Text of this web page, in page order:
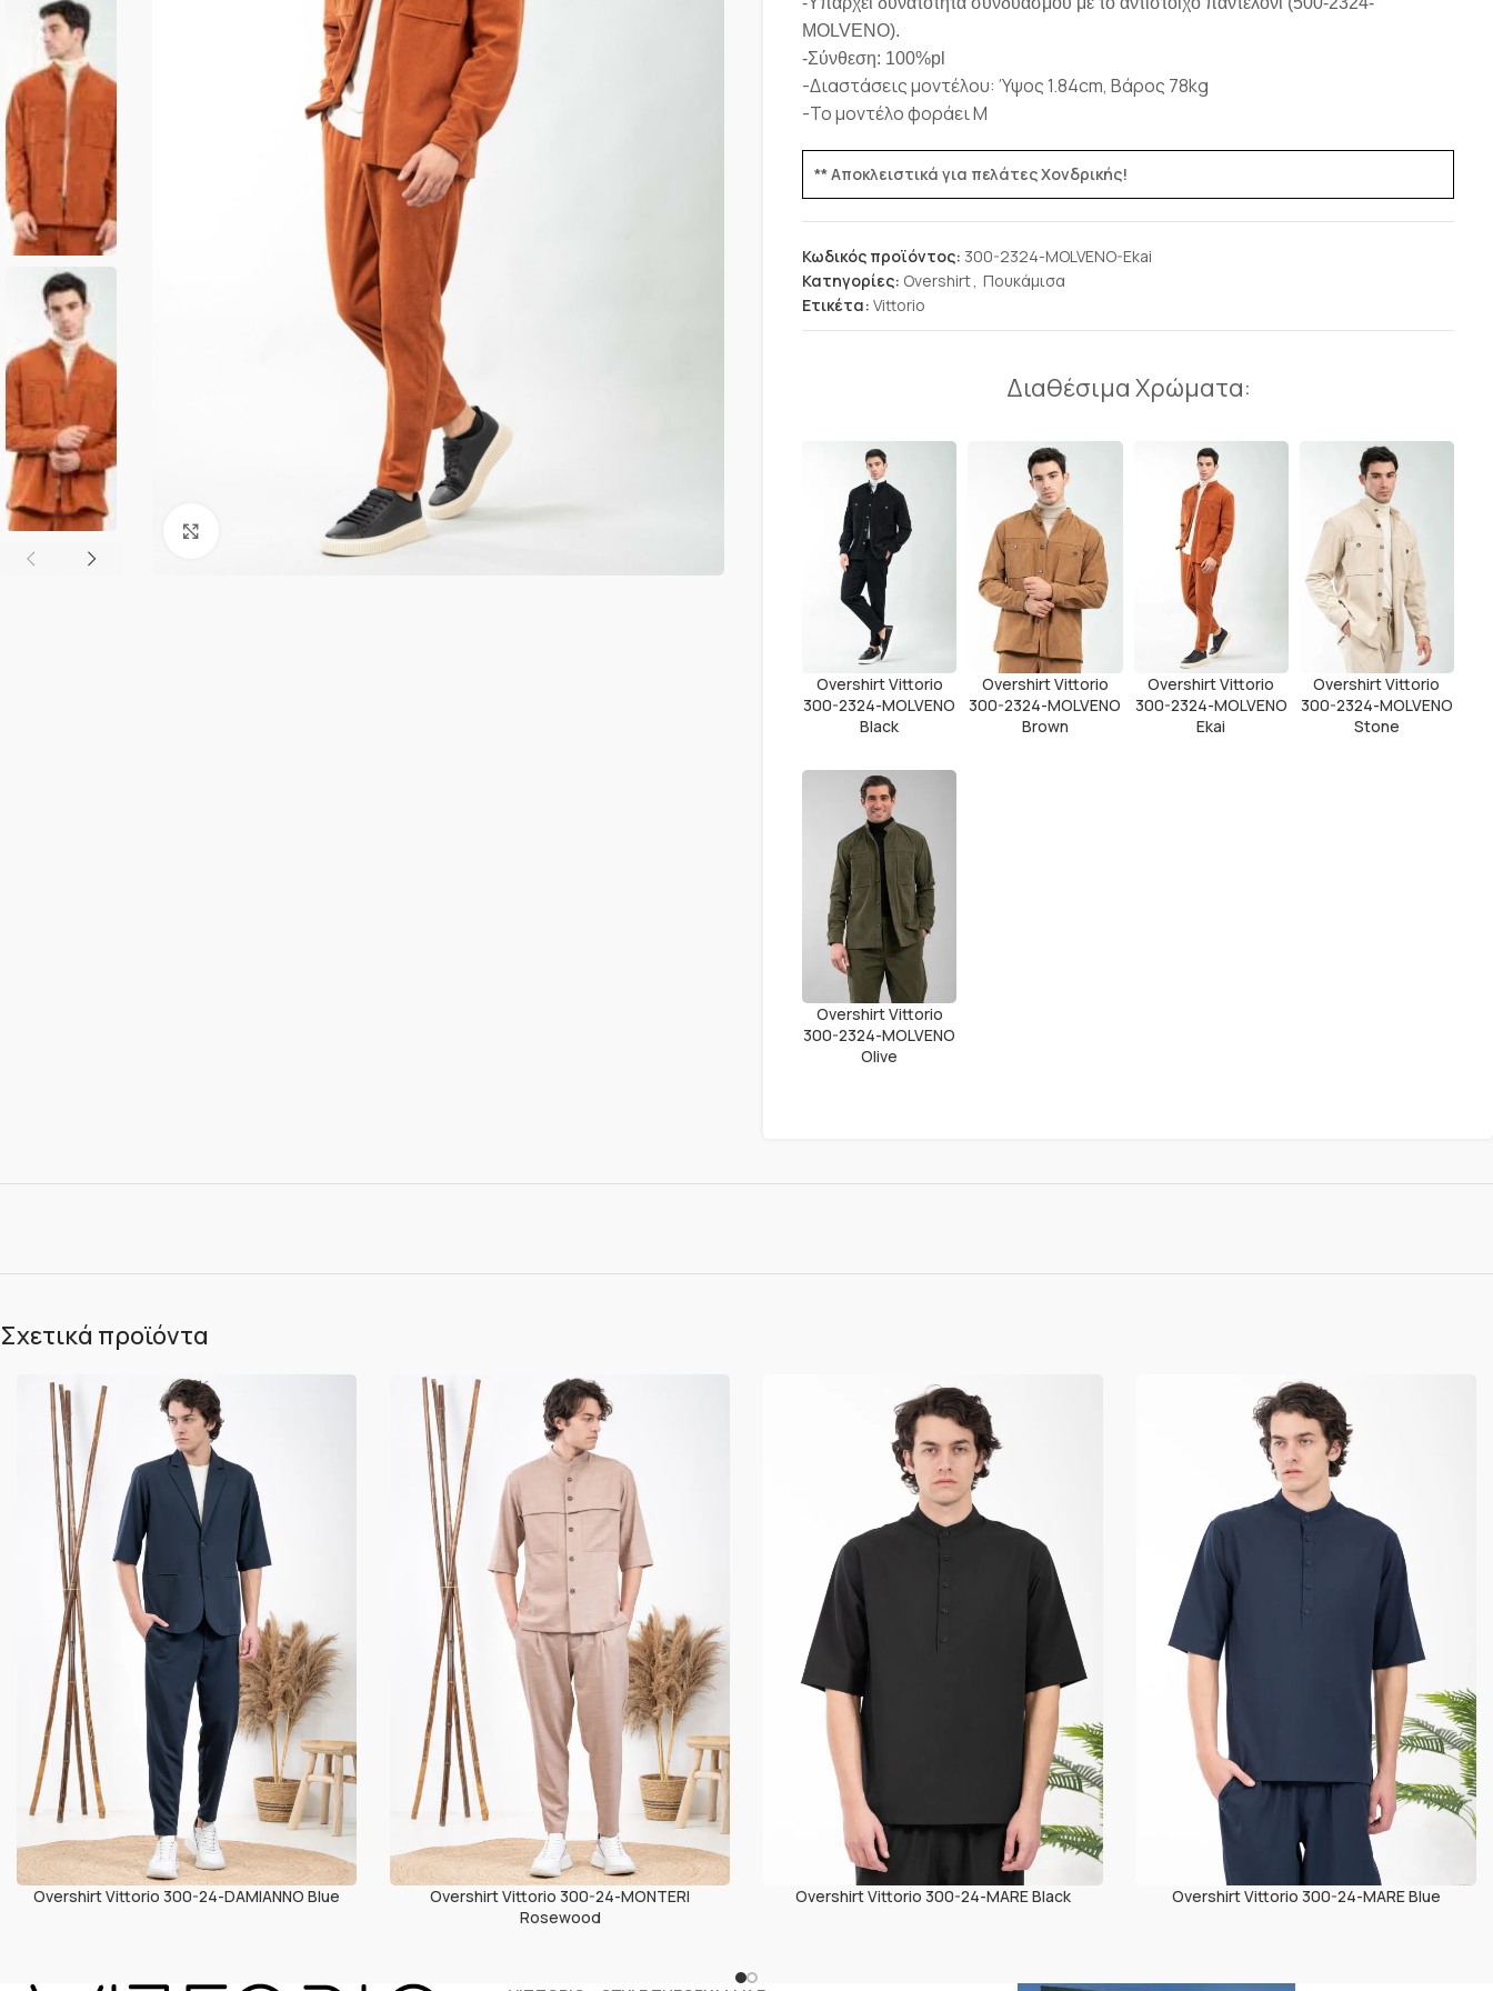
Κλικ για μεγέθυνση
MOLVENO).
-Σύνθεση: 100%pl
-Διαστάσεις μοντέλου: Ύψος 1.84cm, Βάρος 78kg
-Το μοντέλο φοράει M
** Αποκλειστικά για πελάτες Χονδρικής!
Κωδικός προϊόντος: 300-2324-MOLVENO-Ekai
Κατηγορίες: Overshirt, Πουκάμισα
Ετικέτα: Vittorio
Διαθέσιμα Χρώματα:
Overshirt Vittorio
300-2324-MOLVENO
Black
Overshirt Vittorio
300-2324-MOLVENO
Brown
Overshirt Vittorio
300-2324-MOLVENO
Ekai
Overshirt Vittorio
300-2324-MOLVENO
Stone
Overshirt Vittorio
300-2324-MOLVENO
Olive
Σχετικά προϊόντα
Overshirt Vittorio 300-24-DAMIANNO Blue
Overshirt Vittorio 300-24-MONTERI
Rosewood
Overshirt Vittorio 300-24-MARE Black Overshirt Vittorio 300-24-MARE Blue